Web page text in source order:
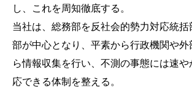
し、これを周知徹底する。
当社は、総務部を反社会的勢力対応統
部が中心となり、平素から行政機関や
ら情報収集を行い、不測の事態には速
応できる体制を整える。